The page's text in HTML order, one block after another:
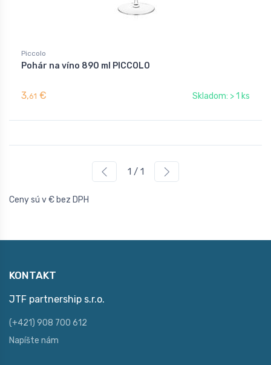
Piccolo
Pohár na víno 890 ml PICCOLO
3,61 € Skladom: > 1 ks
1 / 1
Ceny sú v € bez DPH
KONTAKT
JTF partnership s.r.o.
(+421) 908 700 612
Napíšte nám